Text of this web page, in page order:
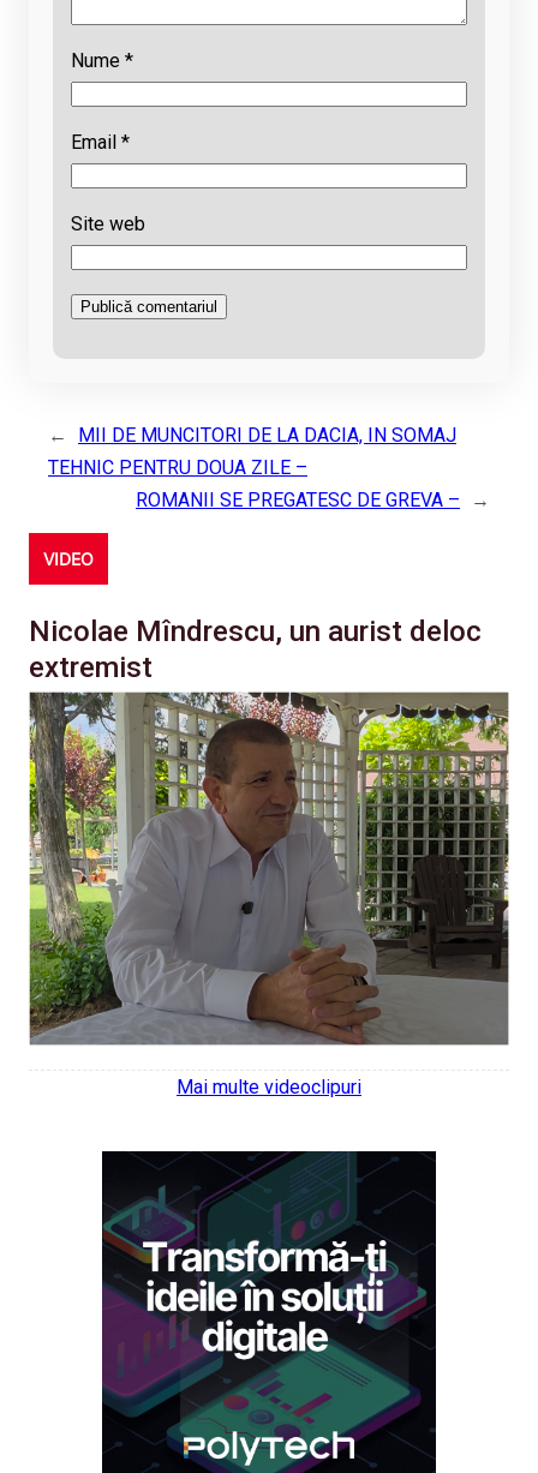
Nume *
Email *
Site web
←
MII DE MUNCITORI DE LA DACIA, IN SOMAJ
TEHNIC PENTRU DOUA ZILE –
ROMANII SE PREGATESC DE GREVA –
→
VIDEO
Nicolae Mîndrescu, un aurist deloc
extremist
Mai multe videoclipuri